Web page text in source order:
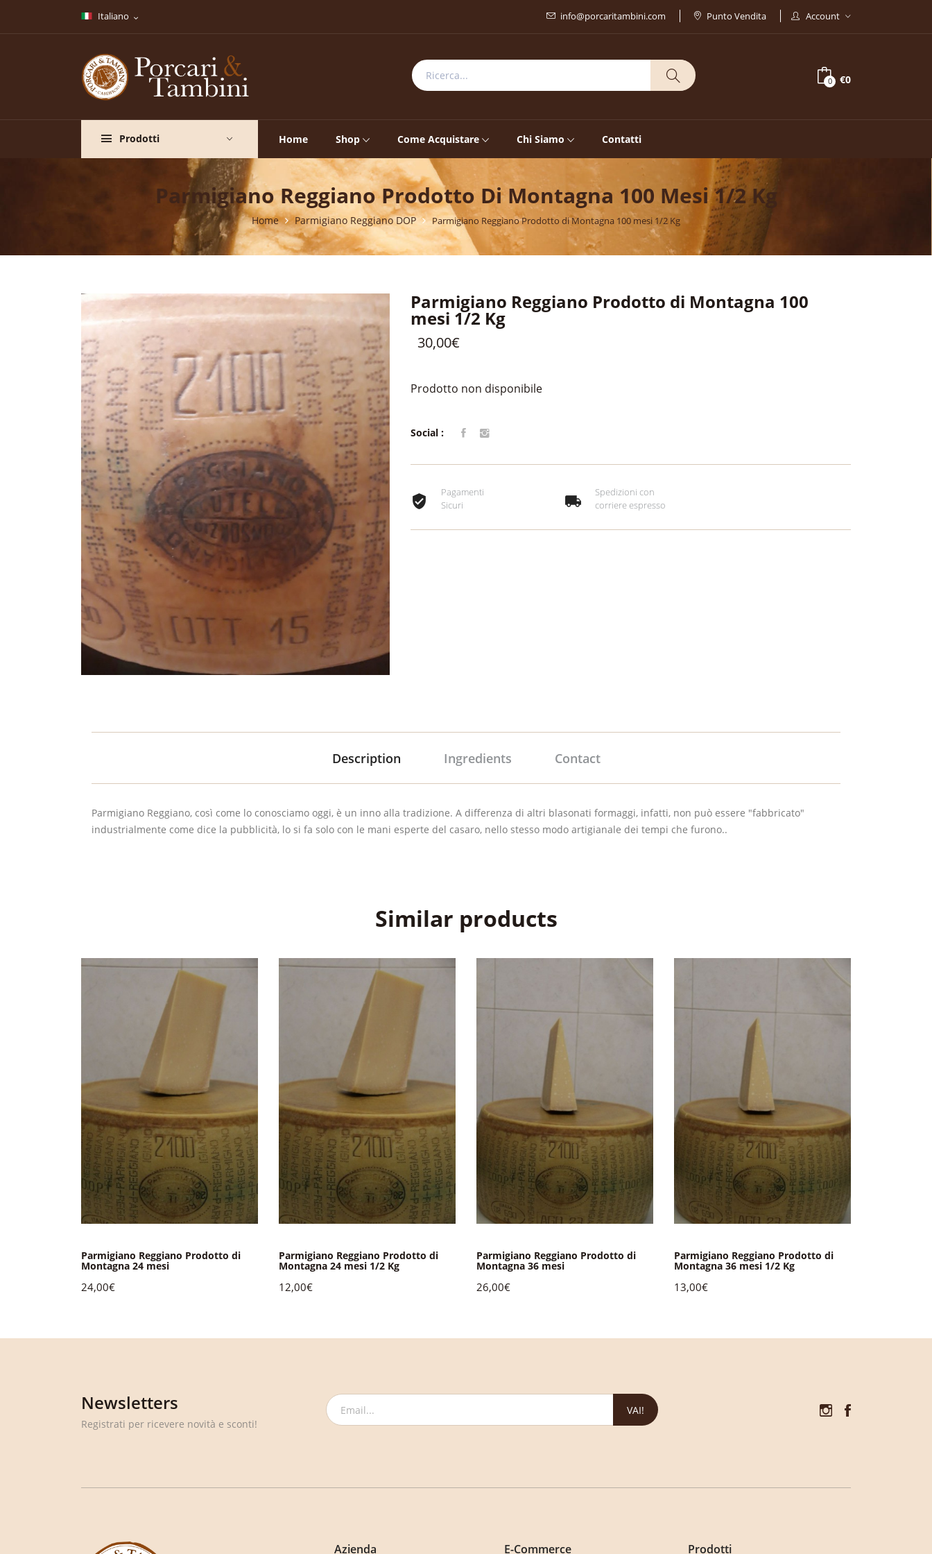
Italiano info@porcaritambini.com Punto Vendita Account
0 €0
Prodotti Home Shop Come Acquistare Chi Siamo Contatti
Parmigiano Reggiano Prodotto Di Montagna 100 Mesi 1/2 Kg
Home Parmigiano Reggiano DOP Parmigiano Reggiano Prodotto di Montagna 100 mesi 1/2 Kg
Parmigiano Reggiano Prodotto di Montagna 100
mesi 1/2 Kg
30,00€
Prodotto non disponibile
Social :
Pagamenti
Sicuri
Spedizioni con
corriere espresso
Description Ingredients Contact
Parmigiano Reggiano, così come lo conosciamo oggi, è un inno alla tradizione. A differenza di altri blasonati formaggi, infatti, non può essere "fabbricato"
industrialmente come dice la pubblicità, lo si fa solo con le mani esperte del casaro, nello stesso modo artigianale dei tempi che furono..
Similar products
Parmigiano Reggiano Prodotto di
Montagna 24 mesi
24,00€
Parmigiano Reggiano Prodotto di
Montagna 24 mesi 1/2 Kg
12,00€
Parmigiano Reggiano Prodotto di
Montagna 36 mesi
26,00€
Parmigiano Reggiano Prodotto di
Montagna 36 mesi 1/2 Kg
13,00€
Newsletters
Registrati per ricevere novità e sconti!
VAI!
Azienda E-Commerce Prodotti